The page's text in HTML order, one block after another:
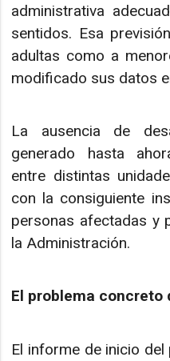
administrativa
sentidos. Esa
adultas como a
modificado sus datos
La ausencia de
generado hasta
entre distintas
con la consiguiente
personas afectadas y
la Administración.
El problema concreto
El informe de inicio